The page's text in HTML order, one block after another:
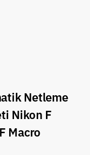
Netleme
Nikon F
Macro